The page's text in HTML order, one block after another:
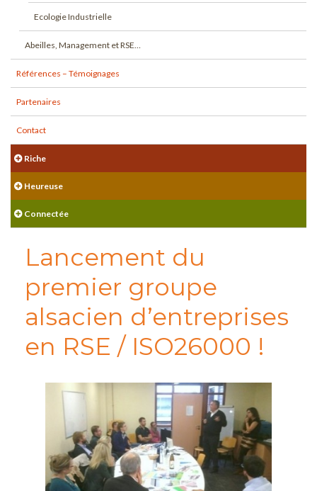
Ecologie Industrielle
Abeilles, Management et RSE…
Références – Témoignages
Partenaires
Contact
Riche
Heureuse
Connectée
Lancement du
premier groupe
alsacien d’entreprises
en RSE / ISO26000 !